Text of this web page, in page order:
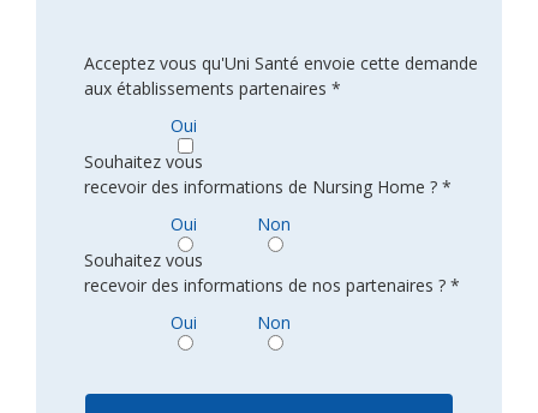
Acceptez vous qu'Uni Santé envoie cette demande
aux établissements partenaires *
Oui
Souhaitez vous
recevoir des informations de Nursing Home ? *
Oui
Non
Souhaitez vous
recevoir des informations de nos partenaires ? *
Oui
Non